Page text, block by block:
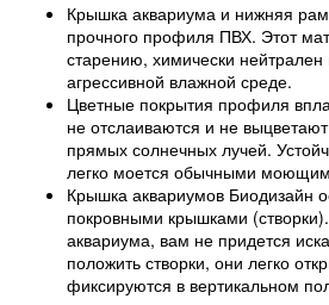
Крышка аквариума и нижняя
прочного профиля ПВХ. Этот
старению, химически нейтрален
агрессивной влажной среде.
Цветные покрытия профиля
не отслаиваются и не
прямых солнечных лучей.
легко моется обычными
Крышка аквариумов Биодизайн
покровными крышками
аквариума, вам не придется
положить створки, они легко
фиксируются в вертикальном